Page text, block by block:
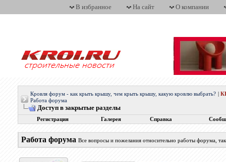
В избранное На сайт О компании
Кровля форум - как крыть крышу, чем крыть крышу, какую кровлю выбрать?
Работа форума
Доступ в закрытые разделы
Регистрация Галерея Справка
Работа форума Все вопросы и пожелания относительно работы форума,